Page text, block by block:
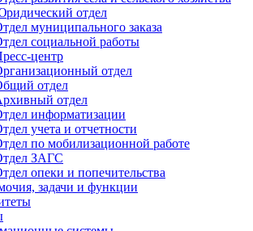
отдел
муниципального заказа
социальной работы
центр
отдел
отдел
отдел
информатизации
учета и отчетности
по мобилизационной работе
ЗАГС
опеки и попечительства
задачи и функции